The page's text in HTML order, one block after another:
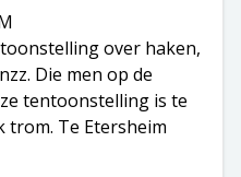
over haken,
Die men op de
tentoonstelling is te
trom. Te Etersheim